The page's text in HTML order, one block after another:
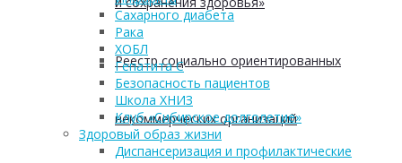
Реестр социально ориентированных
некоммерческих организаций
Сахарного диабета
Рака
ХОБЛ
Гепатита С
Безопасность пациентов
Школа ХНИЗ
Клуб «Сибирское долголетие»
Здоровый образ жизни
Диспансеризация и профилактические